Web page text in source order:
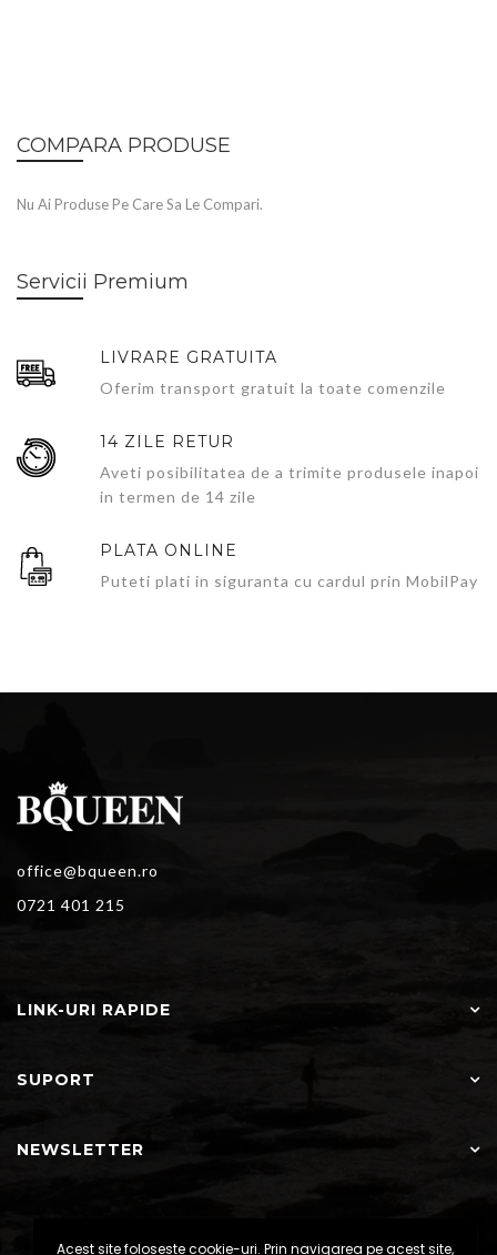
Acest site foloseste cookie-uri. Prin navigarea pe acest site,
COMPARA PRODUSE
Nu Ai Produse Pe Care Sa Le Compari.
Servicii Premium
LIVRARE GRATUITA
Oferim transport gratuit la toate comenzile
14 ZILE RETUR
Aveti posibilitatea de a trimite produsele inapoi
in termen de 14 zile
PLATA ONLINE
Puteti plati in siguranta cu cardul prin MobilPay
office@bqueen.ro
0721 401 215
LINK-URI RAPIDE
SUPORT
NEWSLETTER